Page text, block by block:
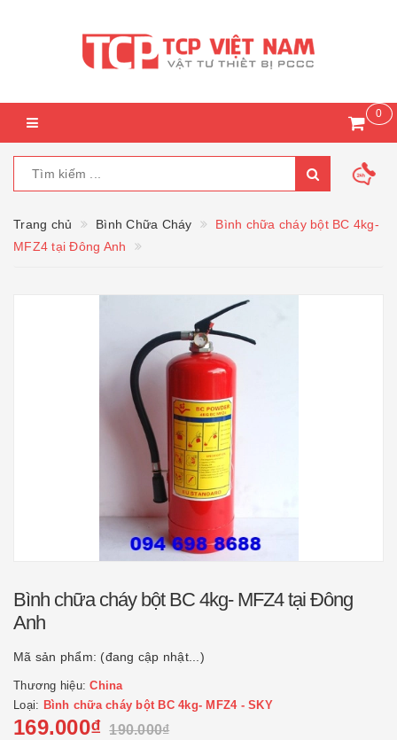
0
Trang chủ Bình Chữa Cháy
Bình chữa cháy bột BC 4kg-
MFZ4 tại Đông Anh
Bình chữa cháy bột BC 4kg- MFZ4 tại Đông
Anh
Mã sản phẩm: (đang cập nhật...)
Thương hiệu:China
Loại: Bình chữa cháy bột BC 4kg- MFZ4 - SKY
169.000₫ 190.000₫